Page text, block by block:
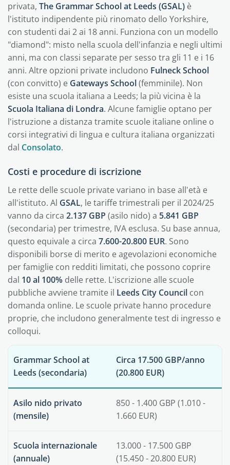
privata, The Grammar School at Leeds (GSAL) è
l'istituto indipendente più rinomato dello Yorkshire,
con studenti dai 2 ai 18 anni. Funziona con un modello
"diamond": misto nella scuola dell'infanzia e negli ultimi
anni, ma con classi separate per sesso tra gli 11 e i 16
anni. Altre opzioni private includono Fulneck School
(con convitto) e Gateways School(femminile). Non
esiste una scuola italiana a Leeds; la più vicina è la
Scuola Italiana di Londra. Alcune famiglie optano per
l'istruzione a distanza tramite scuole italiane online o
corsi integrativi di lingua e cultura italiana organizzati
dal Consolato.
Costi e procedure di iscrizione
Le rette delle scuole private variano in base all'età e
all'istituto. Al GSAL, le tariffe trimestrali per il 2024/25
vanno da circa 2.137 GBP (asilo nido) a 5.841 GBP
(secondaria) per trimestre, IVA esclusa. Su base annua,
questo equivale a circa 7.600-20.800 EUR. Sono
disponibili borse di merito e agevolazioni economiche
per famiglie con redditi limitati, che possono coprire
dal 10 al 100% delle rette. L'iscrizione alle scuole
pubbliche avviene tramite il Leeds City Council con
domanda online. Le scuole private hanno procedure
proprie, che includono generalmente test di ingresso e
colloqui.
Grammar School at
Leeds (secondaria)
Circa 17.500 GBP/anno
(20.800 EUR)
Asilo nido privato
(mensile)
850 - 1.400 GBP (1.010 -
1.660 EUR)
Scuola internazionale
(annuale)
13.000 - 17.500 GBP
(15.450 - 20.800 EUR)